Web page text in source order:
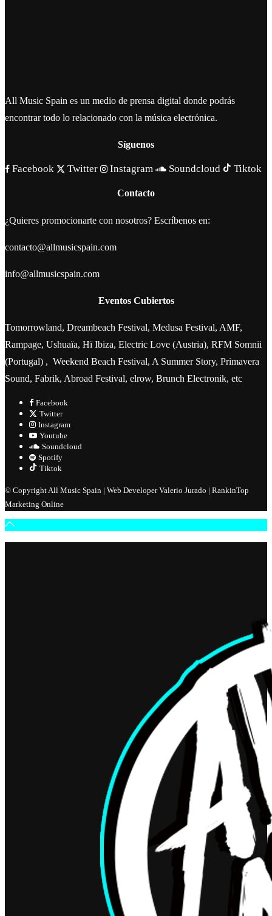
All Music Spain es un medio de prensa digital donde podrás
encontrar todo lo relacionado con la música electrónica.
Síguenos
Facebook Twitter Instagram Soundcloud Tiktok
Contacto
¿Quieres promocionarte con nosotros? Escríbenos en:
contacto@allmusicspain.com
info@allmusicspain.com
Eventos Cubiertos
Tomorrowland, Dreambeach Festival, Medusa Festival, AMF,
Rampage, Ushuaïa, Hï Ibiza, Electric Love (Austria), RFM Somnii
(Portugal) , Weekend Beach Festival, A Summer Story, Primavera
Sound, Fabrik, Abroad Festival, elrow, Brunch Electronik, etc
Facebook
Twitter
Instagram
Youtube
Soundcloud
Spotify
Tiktok
© Copyright All Music Spain | Web Developer Valerio Jurado | RankinTop
Marketing Online